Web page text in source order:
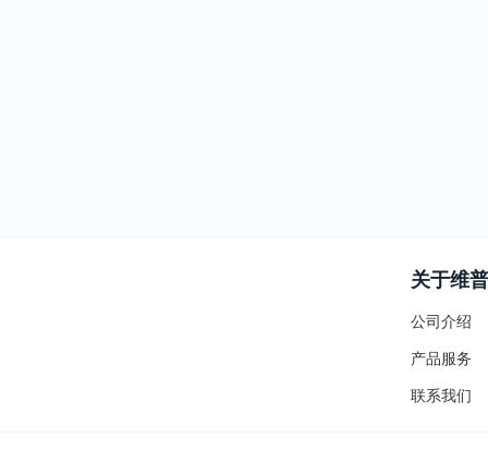
关于维普
公司介绍
产品服务
联系我们